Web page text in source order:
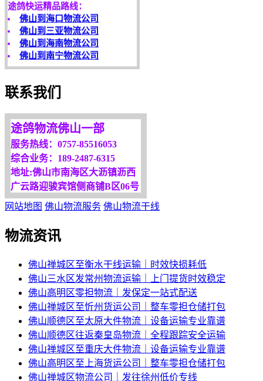
佛山到三亚物流公司
佛山到海南物流公司
佛山到南宁物流公司
客户是永远的朋友，
欢迎您光临！
更多服务请来电咨询，
我们将竭诚为你服务！
联系我们
途鸽物流佛山一部
服务热线：0757-85516053
综合业务：189-2487-6315
地址:佛山市南海区大沥镇沥西
广云路迎骏宾馆侧商铺B区06号
网站地图 佛山物流服务 佛山物流干线
物流资讯
佛山禅城区至衡水干线运输｜时效快损耗低
佛山三水区发常州物流运输｜上门提货时效稳定
佛山高明区零担物流｜发保定一站式配送
佛山禅城区至忻州货运公司｜整车零担仓储打包
佛山顺德区至太原大件物流｜设备运输专业靠谱
佛山顺德区往返秦皇岛物流｜全程跟踪安全运输
佛山禅城区至重庆大件物流｜设备运输专业靠谱
佛山高明区至上海货运公司｜整车零担仓储打包
佛山禅城区物流公司｜发往徐州低价专线